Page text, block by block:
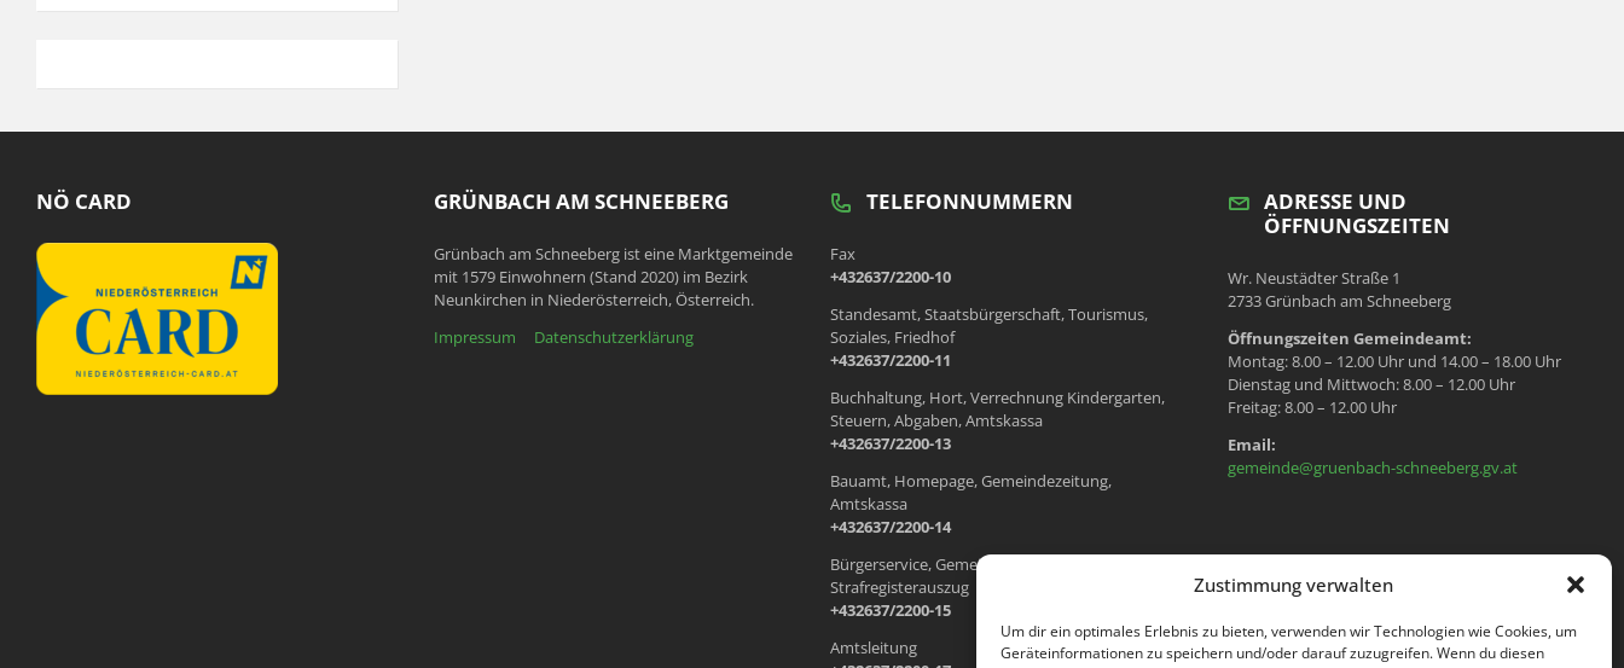
Zustimmung verwalten
Um dir ein optimales Erlebnis zu bieten, verwenden wir Technologien wie Cookies, um
Geräteinformationen zu speichern und/oder darauf zuzugreifen. Wenn du diesen
NÖ CARD GRÜNBACH AM SCHNEEBERG
Grünbach am Schneeberg ist eine Marktgemeinde
mit 1579 Einwohnern (Stand 2020) im Bezirk
Neunkirchen in Niederösterreich, Österreich.
Impressum
Datenschutzerklärung
TELEFONNUMMERN
Fax
+432637/2200-10
Standesamt, Staatsbürgerschaft, Tourismus,
Soziales, Friedhof
+432637/2200-11
Buchhaltung, Hort, Verrechnung Kindergarten,
Steuern, Abgaben, Amtskassa
+432637/2200-13
Bauamt, Homepage, Gemeindezeitung,
Amtskassa
+432637/2200-14
Bürgerservice, Gemeindewohnungen, Meldeamt,
Strafregisterauszug
+432637/2200-15
Amtsleitung
ADRESSE UND
ÖFFNUNGSZEITEN
Wr. Neustädter Straße 1
2733 Grünbach am Schneeberg
Öffnungszeiten Gemeindeamt:
Montag: 8.00 – 12.00 Uhr und 14.00 – 18.00 Uhr
Dienstag und Mittwoch: 8.00 – 12.00 Uhr
Freitag: 8.00 – 12.00 Uhr
Email:
gemeinde@gruenbach-schneeberg.gv.at